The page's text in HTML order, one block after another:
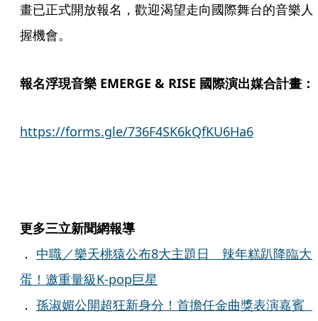
畫已正式開放報名，歡迎渴望走向國際舞台的音樂人
握機會。
報名浮現音樂 EMERGE & RISE 國際演出媒合計畫：
https://forms.gle/736F4SK6kQfKU6Ha6
更多三立新聞網報導
． 中職／樂天桃猿公布8大主題日 辣年糕趴降臨大
蛋！邀重量級K-pop巨星
． 孫淑媚公開超狂新身分！首擔任金曲獎表演嘉賓